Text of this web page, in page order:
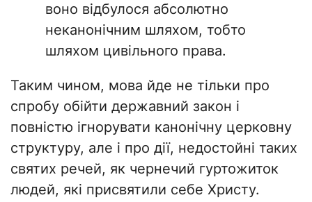
воно відбулося абсолютно
неканонічним шляхом, тобто
шляхом цивільного права.
Таким чином, мова йде не тільки про
спробу обійти державний закон і
повністю ігнорувати канонічну церковну
структуру, але і про дії, недостойні таких
святих речей, як чернечий гуртожиток
людей, які присвятили себе Христу.